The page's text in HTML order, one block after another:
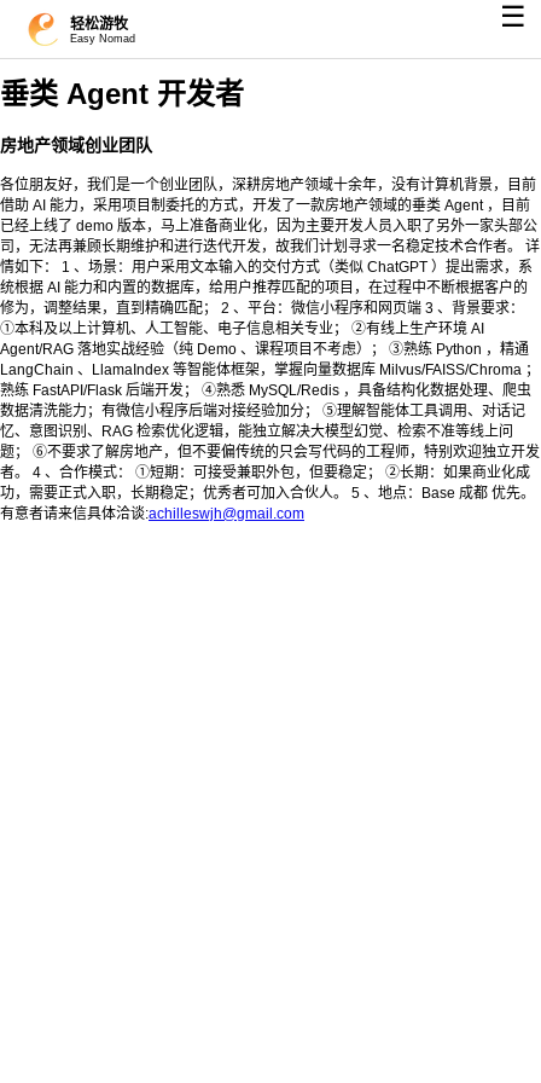
轻松游牧
Easy Nomad
☰
垂类 Agent 开发者
房地产领域创业团队
各位朋友好，我们是一个创业团队，深耕房地产领域十余年，没有计算机背景，目前
借助 AI 能力，采用项目制委托的方式，开发了一款房地产领域的垂类 Agent ，目前
已经上线了 demo 版本，马上准备商业化，因为主要开发人员入职了另外一家头部公
司，无法再兼顾长期维护和进行迭代开发，故我们计划寻求一名稳定技术合作者。 详
情如下： 1 、场景：用户采用文本输入的交付方式（类似 ChatGPT ）提出需求，系
统根据 AI 能力和内置的数据库，给用户推荐匹配的项目，在过程中不断根据客户的
修为，调整结果，直到精确匹配； 2 、平台：微信小程序和网页端 3 、背景要求：
①本科及以上计算机、人工智能、电子信息相关专业； ②有线上生产环境 AI
Agent/RAG 落地实战经验（纯 Demo 、课程项目不考虑）； ③熟练 Python ，精通
LangChain 、LlamaIndex 等智能体框架，掌握向量数据库 Milvus/FAISS/Chroma ；
熟练 FastAPI/Flask 后端开发； ④熟悉 MySQL/Redis ，具备结构化数据处理、爬虫
数据清洗能力；有微信小程序后端对接经验加分； ⑤理解智能体工具调用、对话记
忆、意图识别、RAG 检索优化逻辑，能独立解决大模型幻觉、检索不准等线上问
题； ⑥不要求了解房地产，但不要偏传统的只会写代码的工程师，特别欢迎独立开发
者。 4 、合作模式： ①短期：可接受兼职外包，但要稳定； ②长期：如果商业化成
功，需要正式入职，长期稳定；优秀者可加入合伙人。 5 、地点：Base 成都 优先。
有意者请来信具体洽谈:achilleswjh@gmail.com